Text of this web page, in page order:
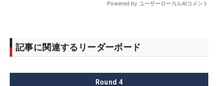
記事に関連するリーダーボード
Round 4